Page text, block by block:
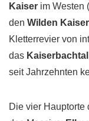
Kaiser im Westen
den Wilden Kaiser
Kletterrevier von
das Kaiserbachtal
seit Jahrzehnten
Die vier